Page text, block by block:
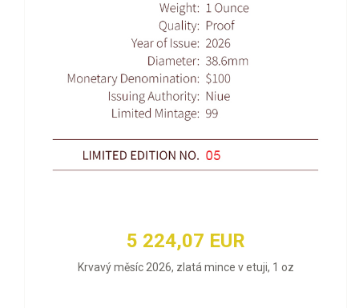
5 224,07 EUR
Krvavý měsíc 2026, zlatá mince v etuji, 1 oz